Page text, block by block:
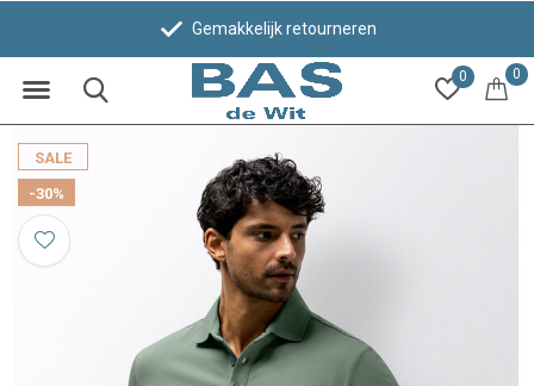
0 0
Gemakkelijk retourneren
SALE
-30%